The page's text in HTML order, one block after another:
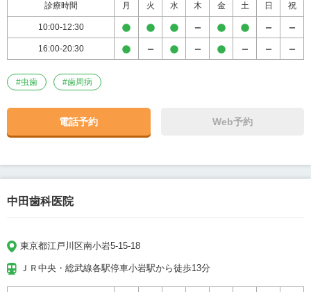
診療時間 月 火 水 木 金 土 日 祝
10:00-12:30
16:00-20:30
#虫歯 #歯周病
電話予約 Web予約
中田歯科医院
東京都江戸川区南小岩5-15-18
ＪＲ中央・総武線各駅停車小岩駅から徒歩13分